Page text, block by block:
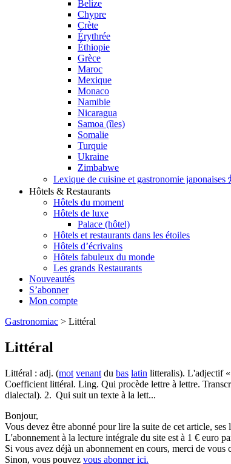
Belize
Chypre
Crète
Érythrée
Éthiopie
Grèce
Maroc
Mexique
Monaco
Namibie
Nicaragua
Samoa (îles)
Somalie
Turquie
Ukraine
Zimbabwe
Lexique de cuisine et gastronomie japonaises
Hôtels & Restaurants
Hôtels du moment
Hôtels de luxe
Palace (hôtel)
Hôtels et restaurants dans les étoiles
Hôtels d’écrivains
Hôtels fabuleux du monde
Les grands Restaurants
Nouveautés
S’abonner
Mon compte
Gastronomiac > Littéral
Littéral
Littéral : adj. (mot venant du bas latin litteralis). L'adjectif
Coefficient littéral. Ling. Qui procède lettre à lettre.
dialectal). 2. Qui suit un texte à la lett...
Bonjour,
Vous devez être abonné pour lire la suite de cet article, ses
L'abonnement à la lecture intégrale du site est à 1 € euro
Si vous avez déjà un abonnement en cours, merci de
Sinon, vous pouvez vous abonner ici.